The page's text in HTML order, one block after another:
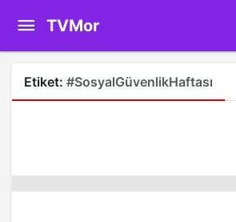
TVMor
Etiket: #SosyalGüvenlikHaftası